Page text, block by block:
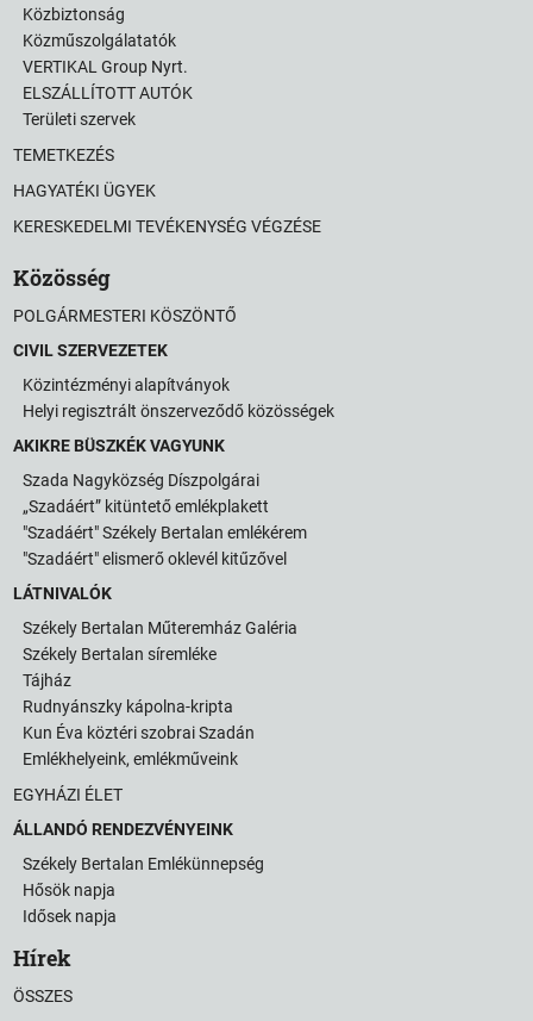
Közbiztonság
Közműszolgálatatók
VERTIKAL Group Nyrt.
ELSZÁLLÍTOTT AUTÓK
Területi szervek
TEMETKEZÉS
HAGYATÉKI ÜGYEK
KERESKEDELMI TEVÉKENYSÉG VÉGZÉSE
Közösség
POLGÁRMESTERI KÖSZÖNTŐ
CIVIL SZERVEZETEK
Közintézményi alapítványok
Helyi regisztrált önszerveződő közösségek
AKIKRE BÜSZKÉK VAGYUNK
Szada Nagyközség Díszpolgárai
„Szadáért” kitüntető emlékplakett
"Szadáért" Székely Bertalan emlékérem
"Szadáért" elismerő oklevél kitűzővel
LÁTNIVALÓK
Székely Bertalan Műteremház Galéria
Székely Bertalan síremléke
Tájház
Rudnyánszky kápolna-kripta
Kun Éva köztéri szobrai Szadán
Emlékhelyeink, emlékműveink
EGYHÁZI ÉLET
ÁLLANDÓ RENDEZVÉNYEINK
Székely Bertalan Emlékünnepség
Hősök napja
Idősek napja
Hírek
ÖSSZES